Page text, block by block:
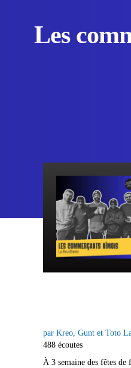
Les
par Kreo, Gunt et Toto
488 écoutes
À 3 semaine des fêtes